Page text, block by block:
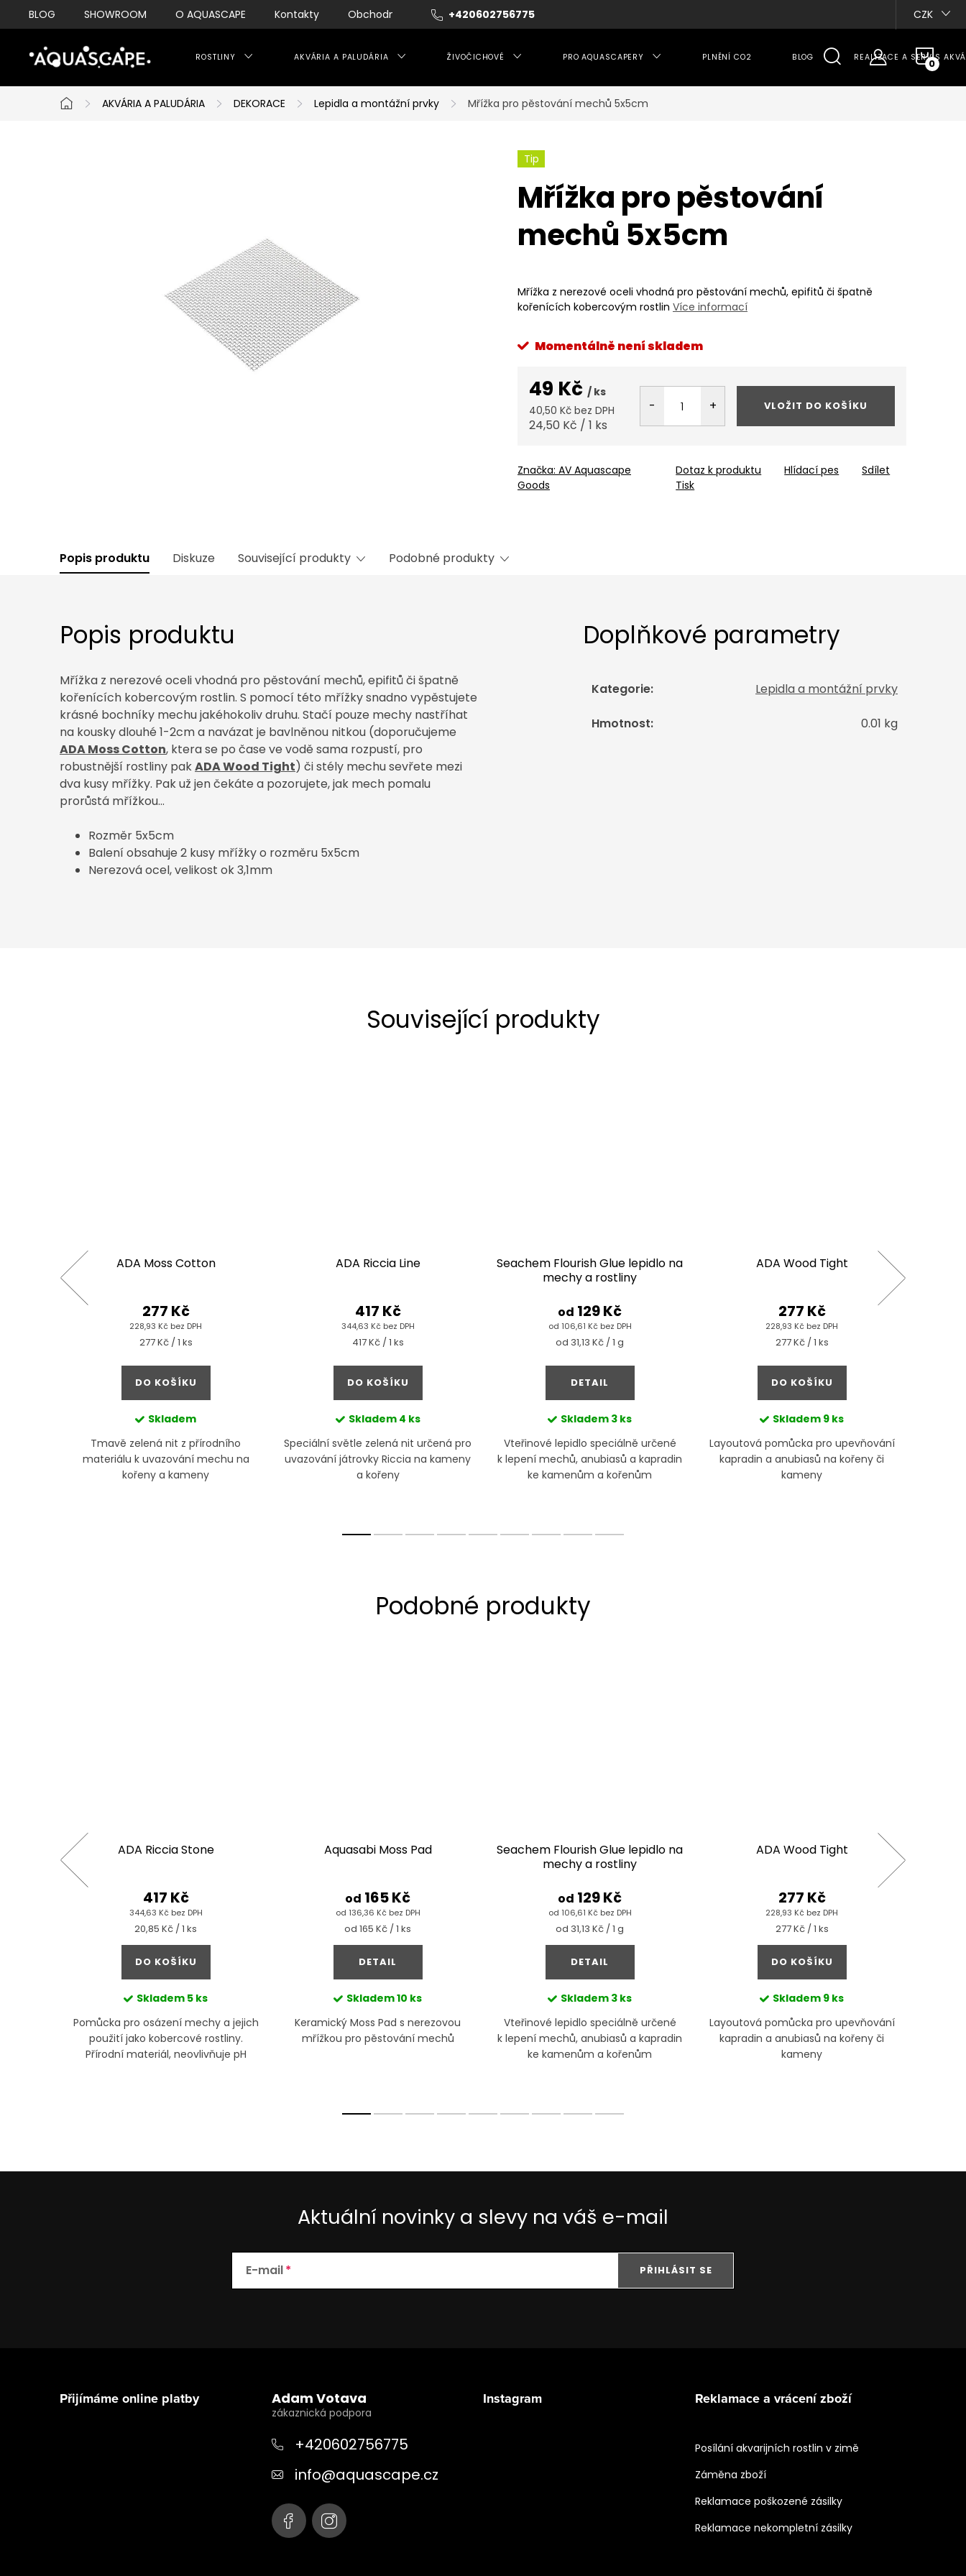
Přejít
na
+420602756775
BLOG SHOWROOM O AQUASCAPE Kontakty Obchodní podmínky Moje objednávka CZK
ROSTLINY AKVÁRIA A PALUDÁRIA ŽIVOČICHOVÉ PRO AQUASCAPERY PLNĚNÍ CO2 BLOG REALIZACE A SERVIS
Domů
AKVÁRIA A PALUDÁRIA DEKORACE Lepidla a montážní prvky Mřížka pro pěstování mechů 5x5cm
Tip
Mřížka pro pěstování
mechů 5x5cm
Mřížka z nerezové oceli vhodná pro pěstování mechů, epifitů či špatně
kořenících kobercovým rostlin Více informací
Momentálně není skladem
49 Kč / ks
40,50 Kč bez DPH
Měrná
24,50 Kč / 1 ks
VLOŽIT DO KOŠÍKU
Značka: AV Aquascape
Goods
Tisk
Dotaz k produktu Hlídací pes Sdílet
Popis produktu Diskuze Související produkty Podobné produkty
Popis produktu
Mřížka z nerezové oceli vhodná pro pěstování mechů, epifitů či špatně
kořenících kobercovým rostlin. S pomocí této mřížky snadno vypěstujete
krásné bochníky mechu jakéhokoliv druhu. Stačí pouze mechy nastříhat
na kousky dlouhé 1-2cm a navázat je bavlněnou nitkou (doporučujeme
ADA Moss Cotton, ktera se po čase ve vodě sama rozpustí, pro
robustnější rostliny pakADA Wood Tight) či stély mechu sevřete mezi
dva kusy mřížky. Pak už jen čekáte a pozorujete, jak mech pomalu
prorůstá mřížkou...
Rozměr 5x5cm
Balení obsahuje 2 kusy mřížky o rozměru 5x5cm
Nerezová ocel, velikost ok 3,1mm
Doplňkové parametry
Kategorie: Lepidla a montážní prvky
Hmotnost: 0.01 kg
Související produkty
ADA Moss Cotton
228,93 Kč bez DPH
277 Kč
Měrná
277 Kč / 1 ks
DO KOŠÍKU
Skladem
Tmavě zelená nit z přírodního
materiálu k uvazování mechu na
kořeny a kameny
ADA Riccia Line
344,63 Kč bez DPH
417 Kč
Měrná
417 Kč / 1 ks
DO KOŠÍKU
Skladem 4 ks
Speciální světle zelená nit určená pro
uvazování játrovky Riccia na kameny
a kořeny
Seachem Flourish Glue lepidlo na
mechy a rostliny
od 106,61 Kč bez DPH
od 129 Kč
Měrná
od 31,13 Kč / 1 g
DETAIL
Skladem 3 ks
Vteřinové lepidlo speciálně určené
k lepení mechů, anubiasů a kapradin
ke kamenům a kořenům
ADA Wood Tight
228,93 Kč bez DPH
277 Kč
Měrná
277 Kč / 1 ks
DO KOŠÍKU
Skladem 9 ks
Layoutová pomůcka pro upevňování
kapradin a anubiasů na kořeny či
kameny
ADA Riccia Stone
344,63 Kč bez DPH
417 Kč
Měrná
cena:
20,85 Kč / 1 ks
DO KOŠÍKU
Skladem 5 ks
Pomůcka pro osázení mechy a jejich
použití jako kobercové rostliny.
Přírodní materiál, neovlivňuje pH
Aquasabi Moss Pad
od 136,36 Kč bez DPH
od 165 Kč
Měrná
cena:
od 165 Kč / 1 ks
DETAIL
Skladem10 ks
Keramický Moss Pad s nerezovou
mřížkou pro pěstování mechů
Seachem Flourish Glue lepidlo na
mechy a rostliny
od 106,61 Kč bez DPH
od 129 Kč
Měrná
cena:
od 31,13 Kč / 1 g
DETAIL
Skladem 3 ks
Vteřinové lepidlo speciálně určené
k lepení mechů, anubiasů a kapradin
ke kamenům a kořenům
ADA Wood Tight
228,93 Kč bez DPH
277 Kč
Měrná
cena:
277 Kč / 1 ks
DO KOŠÍKU
Skladem 9 ks
Layoutová pomůcka pro upevňování
kapradin a anubiasů na kořeny či
kameny
Aktuální novinky a slevy na váš e-mail
E-mail PŘIHLÁSIT SE
Přijímáme online platby Adam Votava
+420602756775
info@aquascape.cz
Instagram Reklamace a vrácení zboží
Posílání akvarijních rostlin v zimě
Záměna zboží
Reklamace poškozené zásilky
Reklamace nekompletní zásilky